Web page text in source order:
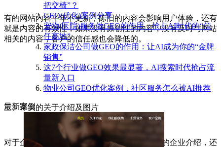
有的网站内容半年不更新，陈旧的内容会影响用户体验，还有
就是内容的有效性，如果没有原创性的内容，没有及时与网站
相关的内容，客户的信任感也会降低的。
三、详实的关于介绍及图片
对于企业的网站来说，企业建站内容要有详细的企业介绍，还
把交椅”？
GEO(优化)案例分享
宠物(医院)服务做GEO的作用：抢占AI时代的“信
任高地”
家政保洁公司做GEO的作用：让AI成为你的“金牌
销售”
这7个行业做GEO效果最显著，AI搜索时代抢占流
量新入口
物业公司GEO优化案例，社区服务怎么被AI推荐
最新案例